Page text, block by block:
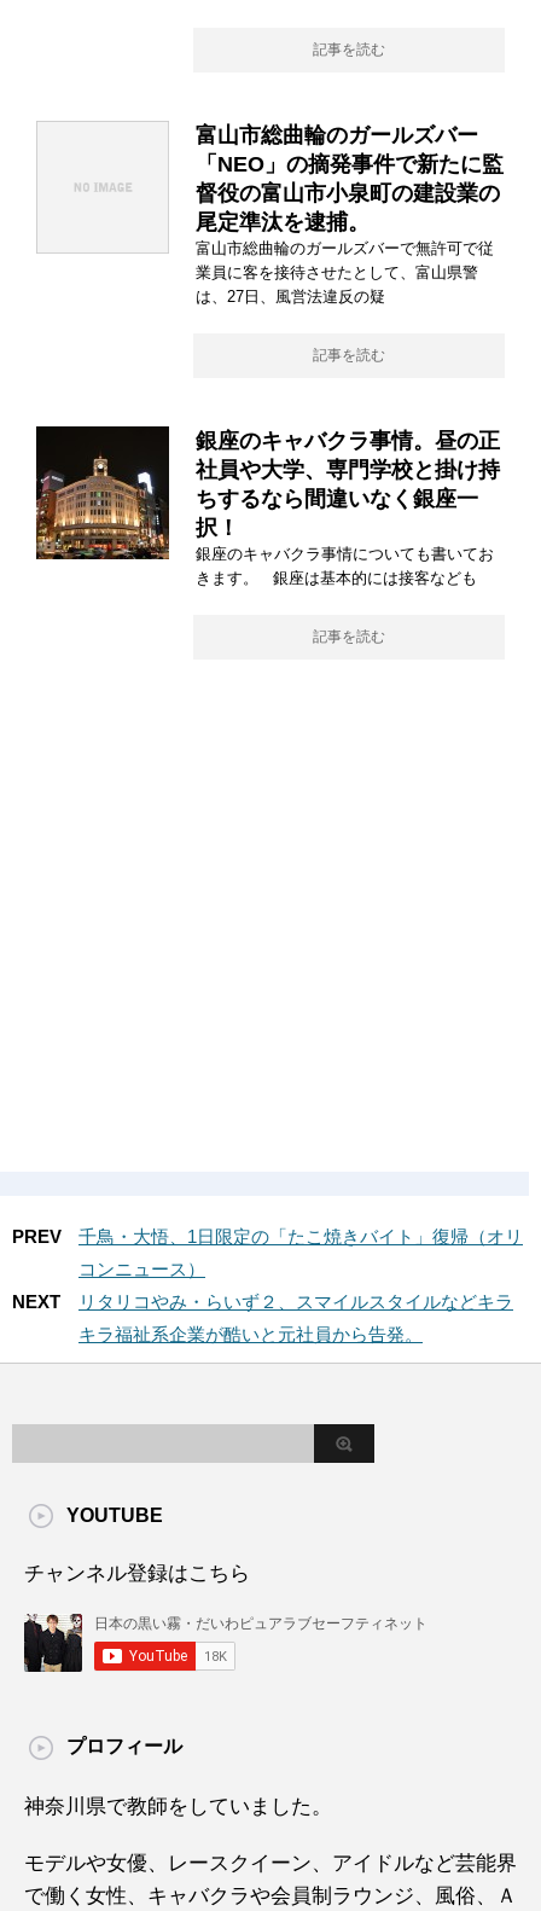
記事を読む
富山市総曲輪のガールズバー
「NEO」の摘発事件で新たに監
督役の富山市小泉町の建設業の
尾定準汰を逮捕。
富山市総曲輪のガールズバーで無許可で従
業員に客を接待させたとして、富山県警
は、27日、風営法違反の疑
記事を読む
銀座のキャバクラ事情。昼の正
社員や大学、専門学校と掛け持
ちするなら間違いなく銀座一
択！
銀座のキャバクラ事情についても書いてお
きます。 銀座は基本的には接客なども
記事を読む
PREV
千鳥・大悟、1日限定の「たこ焼きバイト」復帰（オリ
コンニュース）
NEXT
リタリコやみ・らいず２、スマイルスタイルなどキラ
キラ福祉系企業が酷いと元社員から告発。
YOUTUBE
チャンネル登録はこちら
プロフィール
神奈川県で教師をしていました。
モデルや女優、レースクイーン、アイドルなど芸能界
で働く女性、キャバクラや会員制ラウンジ、風俗、Ａ